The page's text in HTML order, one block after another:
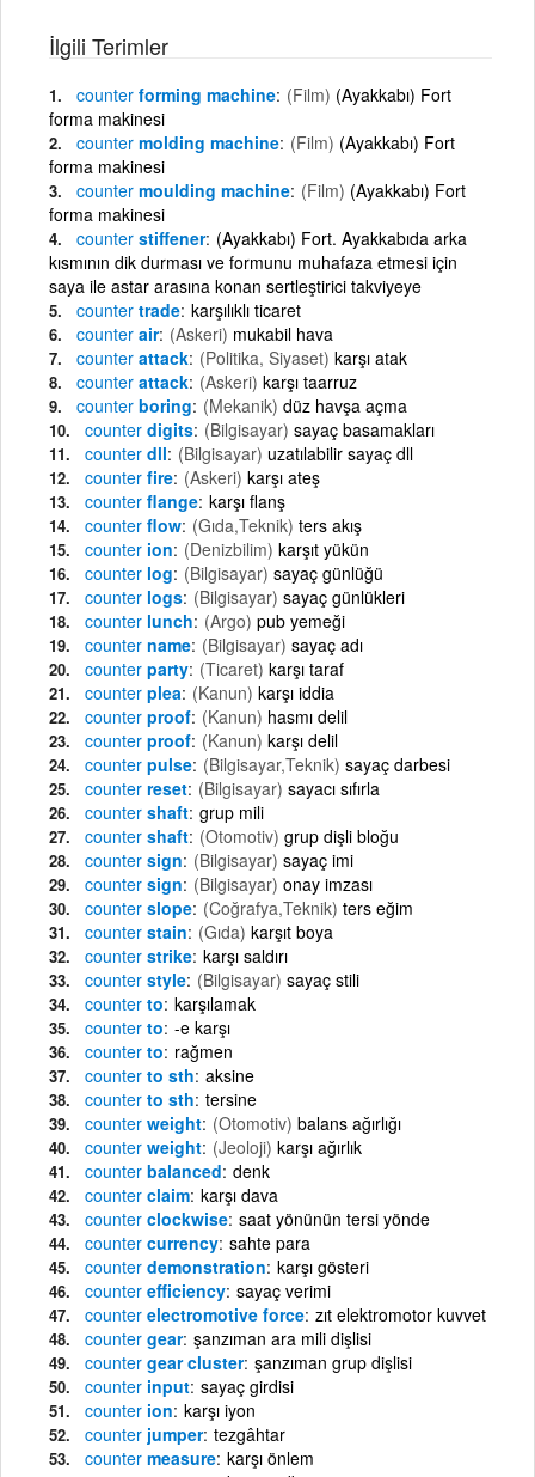
İlgili Terimler
counter forming machine (Film) (Ayakkabı) Fort
forma makinesi
counter molding machine (Film) (Ayakkabı) Fort
forma makinesi
counter moulding machine (Film) (Ayakkabı) Fort
forma makinesi
counter stiffener (Ayakkabı) Fort. Ayakkabıda arka
kısmının dik durması ve formunu muhafaza etmesi için
saya ile astar arasına konan sertleştirici takviyeye
counter trade karşılıklı ticaret
counter air (Askeri) mukabil hava
counter attack (Politika, Siyaset) karşı atak
counter attack (Askeri) karşı taarruz
counter boring (Mekanik) düz havşa açma
counter digits (Bilgisayar) sayaç basamakları
counter dll (Bilgisayar) uzatılabilir sayaç dll
counter fire (Askeri) karşı ateş
counter flange karşı flanş
counter flow (Gıda,Teknik) ters akış
counter ion (Denizbilim) karşıt yükün
counter log (Bilgisayar) sayaç günlüğü
counter logs (Bilgisayar) sayaç günlükleri
counter lunch (Argo) pub yemeği
counter name (Bilgisayar) sayaç adı
counter party (Ticaret) karşı taraf
counter plea (Kanun) karşı iddia
counter proof (Kanun) hasmı delil
counter proof (Kanun) karşı delil
counter pulse (Bilgisayar,Teknik) sayaç darbesi
counter reset (Bilgisayar) sayacı sıfırla
counter shaft grup mili
counter shaft (Otomotiv) grup dişli bloğu
counter sign (Bilgisayar) sayaç imi
counter sign (Bilgisayar) onay imzası
counter slope (Coğrafya,Teknik) ters eğim
counter stain (Gıda) karşıt boya
counter strike karşı saldırı
counter style (Bilgisayar) sayaç stili
counter to karşılamak
counter to -e karşı
counter to rağmen
counter to sth aksine
counter to sth tersine
counter weight (Otomotiv) balans ağırlığı
counter weight (Jeoloji) karşı ağırlık
counter balanced denk
counter claim karşı dava
counter clockwise saat yönünün tersi yönde
counter currency sahte para
counter demonstration karşı gösteri
counter efficiency sayaç verimi
counter electromotive force zıt elektromotor kuvvet
counter gear şanzıman ara mili dişlisi
counter gear cluster şanzıman grup dişlisi
counter input sayaç girdisi
counter ion karşı iyon
counter jumper tezgâhtar
counter measure karşı önlem